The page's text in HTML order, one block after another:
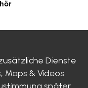
Dienste
Maps & Videos